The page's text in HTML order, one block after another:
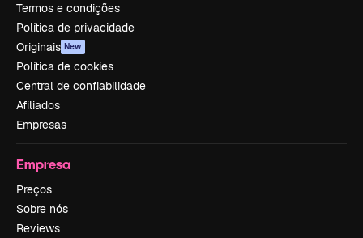
Termos e condições
Política de privacidade
Originais New
Política de cookies
Central de confiabilidade
Afiliados
Empresas
Empresa
Preços
Sobre nós
Reviews